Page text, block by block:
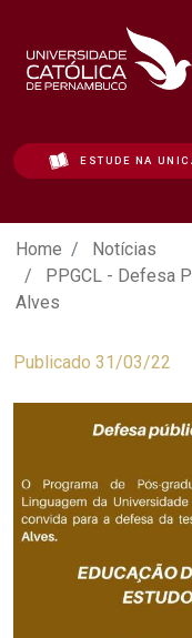
ESTUDE NA
PPGCL -
Home
Notícias
PPGCL - Defesa
Alves
Publicado 31/03/22